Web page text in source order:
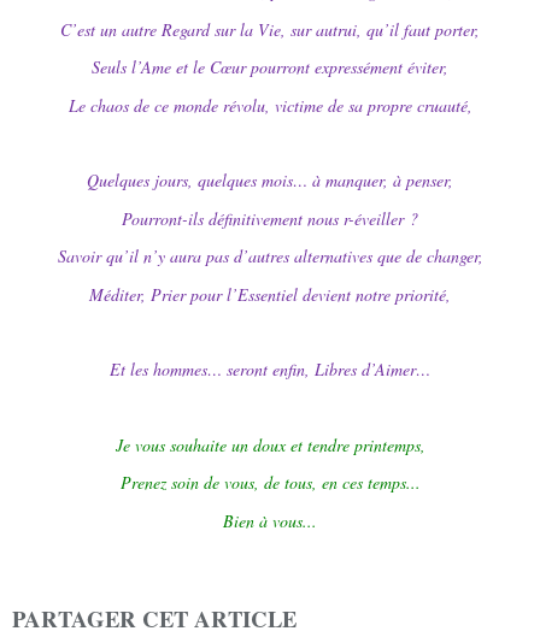
C’est un autre Regard sur la Vie, sur autrui, qu’il faut porter,
Seuls l’Ame et le Cœur pourront expressément éviter,
Le chaos de ce monde révolu, victime de sa propre cruauté,
Quelques jours, quelques mois… à manquer, à penser,
Pourront-ils définitivement nous r-éveiller ?
Savoir qu’il n’y aura pas d’autres alternatives que de changer,
Méditer, Prier pour l’Essentiel devient notre priorité,
Et les hommes… seront enfin, Libres d’Aimer…
Je vous souhaite un doux et tendre printemps,
Prenez soin de vous, de tous, en ces temps...
Bien à vous...
PARTAGER CET ARTICLE